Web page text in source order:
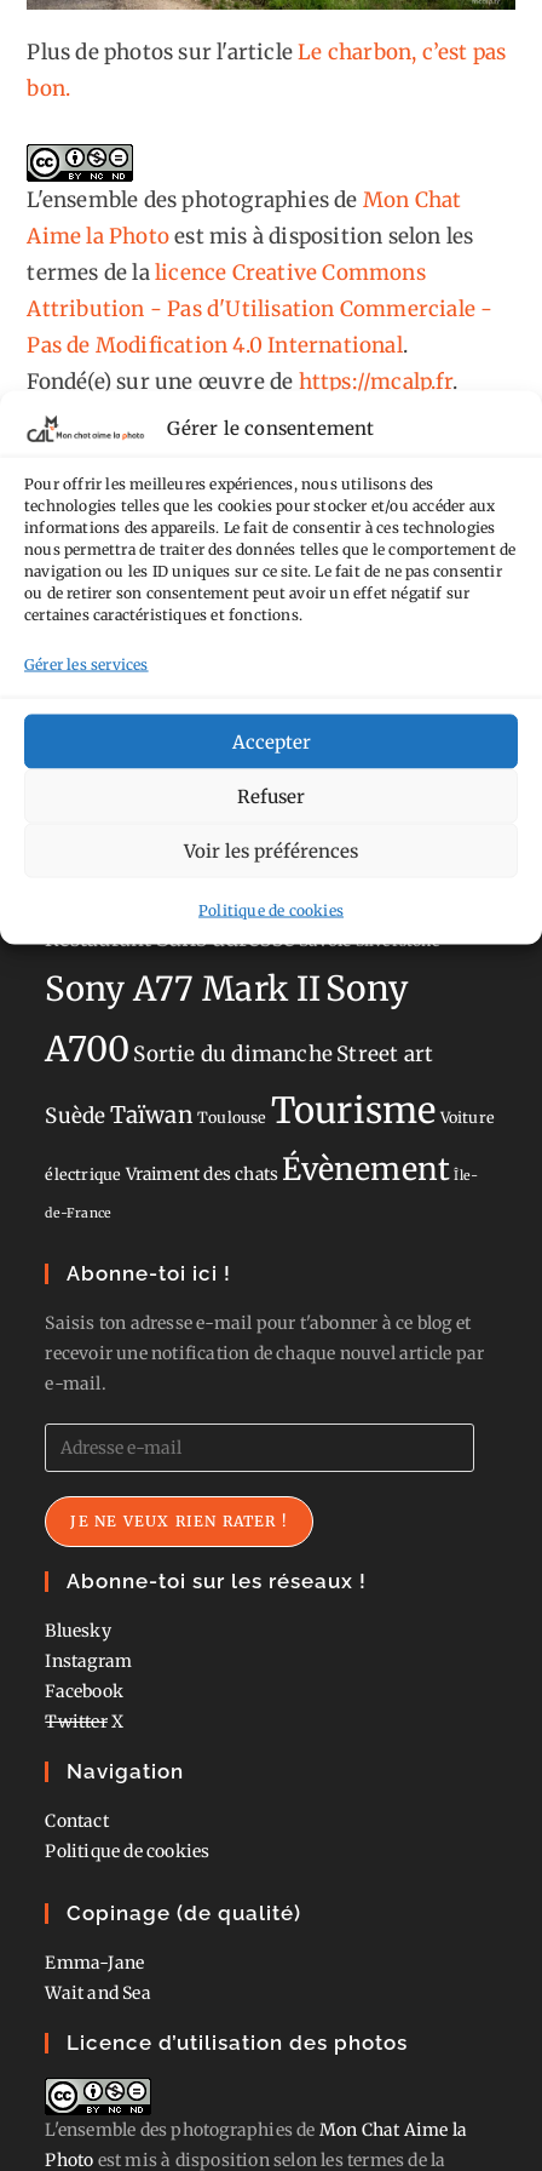
Gérer le consentement
Pour offrir les meilleures expériences, nous utilisons des
technologies telles que les cookies pour stocker et/ou accéder aux
informations des appareils. Le fait de consentir à ces technologies
nous permettra de traiter des données telles que le comportement de
navigation ou les ID uniques sur ce site. Le fait de ne pas consentir
ou de retirer son consentement peut avoir un effet négatif sur
certaines caractéristiques et fonctions.
Gérer les services
Accepter
Refuser
Voir les préférences
Politique de cookies
Plus de photos sur l'articleLe charbon, c’est pas
bon.
L'ensemble des photographiesde Mon Chat
Aime la Photoest mis à disposition selon les
termes de lalicence Creative Commons
Attribution - Pas d'Utilisation Commerciale -
Pas de Modification 4.0 International.
Fondé(e) sur une œuvre de https://mcalp.fr.
Tags
AilleursAimez-vous bordel Allemagne
Anti tourisme
Hébergement
La Défense Normandie
Olympus OM-D E-M5
RestaurantSans adresseSavoie Silverstone
Sony A77 Mark IISony
A700 Sortie du dimancheStreet art
SuèdeTaïwan Toulouse Tourisme Voiture
électrique Vraiment des chats Évènement Île-
de-France
Abonne-toi ici !
Saisis ton adresse e-mail pour t'abonner à ce blog et
recevoir une notification de chaque nouvel article par
e-mail.
Adresse
e-
mail
JE NE VEUX RIEN RATER !
Abonne-toi sur les réseaux !
Bluesky
Instagram
Facebook
TwitterX
Navigation
Contact
Politique de cookies
Copinage (de qualité)
Emma-Jane
Wait and Sea
Licence d’utilisation des photos
L'ensemble des photographiesde Mon Chat Aime la
Photo est mis à disposition selon les termes de la